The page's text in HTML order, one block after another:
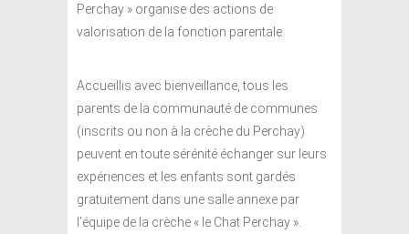
Perchay » organise des actions de
valorisation de la fonction parentale.
Accueillis avec bienveillance, tous les
parents de la communauté de communes
(inscrits ou non à la crèche du Perchay)
peuvent en toute sérénité échanger sur leurs
expériences et les enfants sont gardés
gratuitement dans une salle annexe par
l’équipe de la crèche « le Chat Perchay ».